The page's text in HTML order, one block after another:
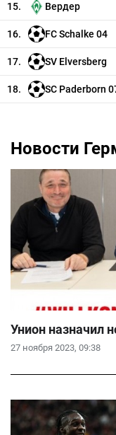
15. Вердер
16. FC Schalke 04
17. SV Elversberg
18. SC Paderborn
Новости
27 ноября 2023, 09:38
Унион назначил